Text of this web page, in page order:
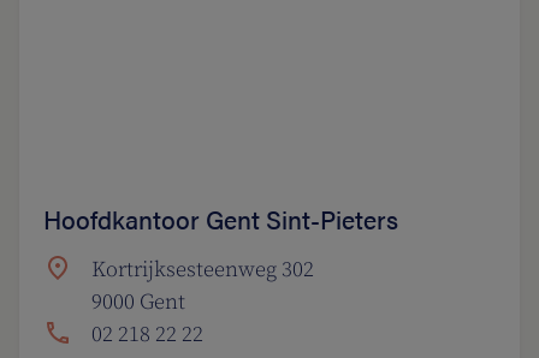
Hoofdkantoor Gent Sint-Pieters
Kortrijksesteenweg 302
9000 Gent
02 218 22 22